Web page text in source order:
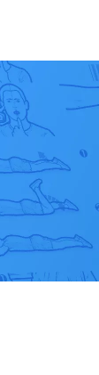
首頁
功能
定價
支援
聯絡